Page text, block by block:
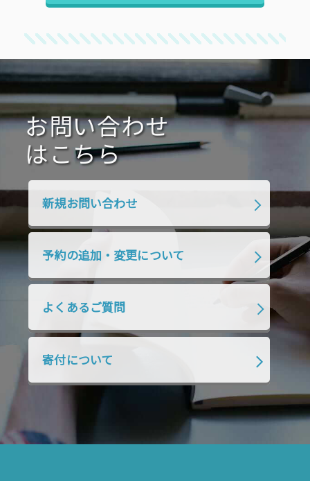
お問い合わせ
はこちら
新規お問い合わせ
予約の追加・変更について
よくあるご質問
寄付について